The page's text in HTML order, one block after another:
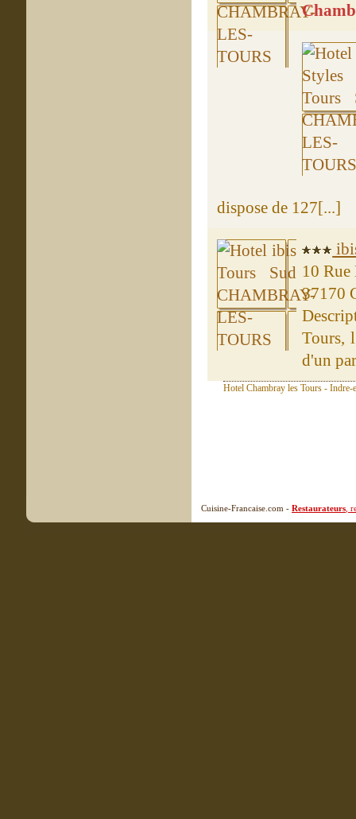
dispose de 127[...]
10
37170
Tours,
d'un
Hotel Chambray les Tours -
Cuisine-Francaise.com - Restaurateurs ,